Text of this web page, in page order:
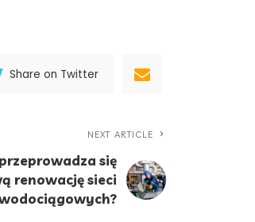
Share on Twitter
NEXT ARTICLE
się
renowację sieci